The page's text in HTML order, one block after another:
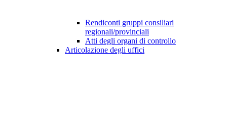
Rendiconti gruppi consiliari
regionali/provinciali
Atti degli organi di controllo
Articolazione degli uffici